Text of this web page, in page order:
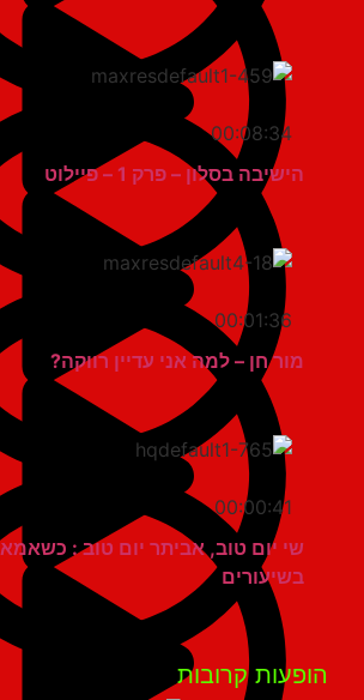
00:08:34
הישיבה בסלון – פרק 1 – פיילוט
00:01:36
מור חן – למה אני עדיין רווקה?
00:00:41
שי יום טוב, אביתר יום טוב : כשאמא עוזרת
בשיעורים
קרובות